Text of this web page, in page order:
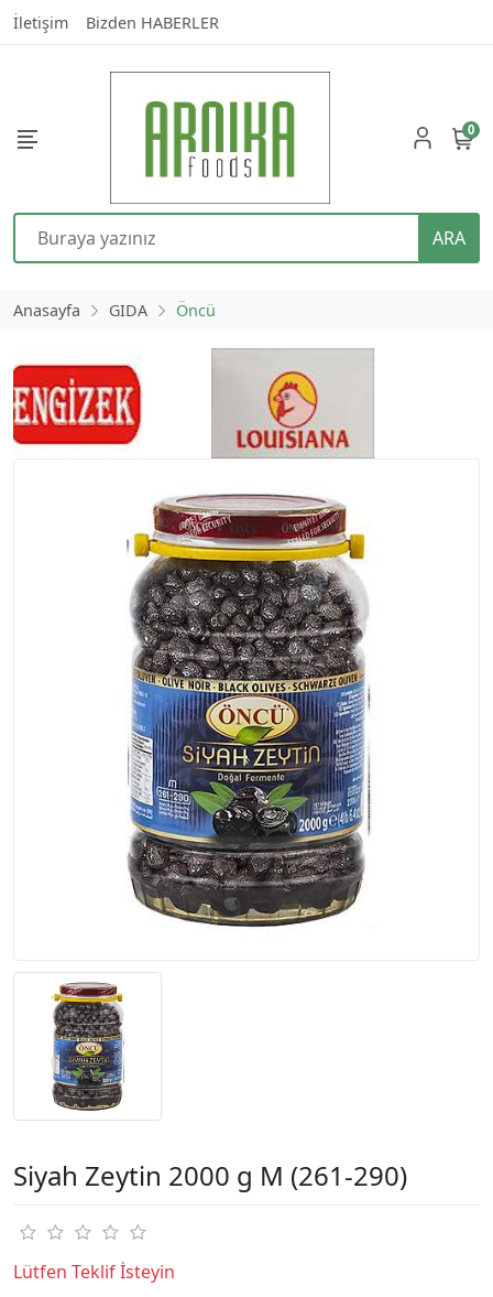
İletişim Bizden HABERLER
ARA
0
Anasayfa GIDA Öncü
Siyah Zeytin 2000 g M (261-290)
Lütfen Teklif İsteyin